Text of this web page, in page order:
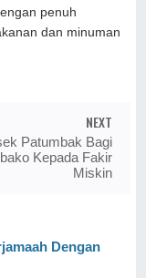
penuh
dan minuman
NEXT
Patumbak Bagi
Kepada Fakir
Miskin
Dengan